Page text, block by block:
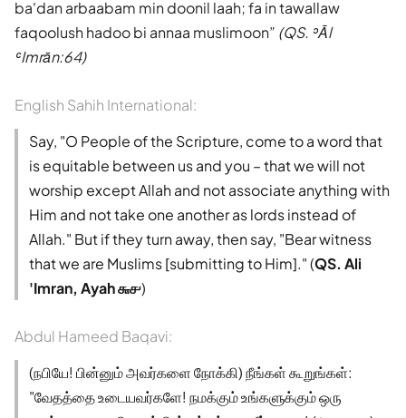
ba'dan arbaabam min doonil laah; fa in tawallaw
faqoolush hadoo bi annaa muslimoon (QS. ʾĀl
ʿImrān:64)
English Sahih International:
Say, "O People of the Scripture, come to a word that
is equitable between us and you – that we will not
worship except Allah and not associate anything with
Him and not take one another as lords instead of
Allah." But if they turn away, then say, "Bear witness
that we are Muslims [submitting to Him]." (QS. Ali
'Imran, Ayah ௬௪)
Abdul Hameed Baqavi:
(நபியே! பின்னும் அவர்களை நோக்கி) நீங்கள் கூறுங்கள்:
"வேதத்தை உடையவர்களே! நமக்கும் உங்களுக்கும் ஒரு